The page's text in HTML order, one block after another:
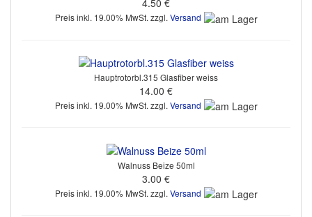
4.50 €
Preis inkl. 19.00% MwSt. zzgl. Versand
Hauptrotorbl.315 Glasfiber weiss
14.00 €
Preis inkl. 19.00% MwSt. zzgl. Versand
Walnuss Beize 50ml
3.00 €
Preis inkl. 19.00% MwSt. zzgl. Versand